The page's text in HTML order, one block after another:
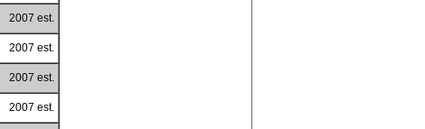
2007 est.
2007 est.
2007 est.
2007 est.